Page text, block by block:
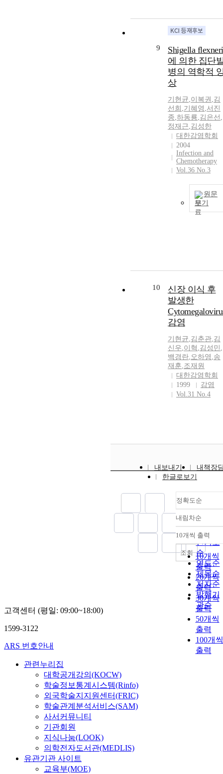
9
Shigella flexneri
에 의한 집단
병의 역학적
상
기현균,이복권 ,김
선희 ,기혜영 ,서진
종,하동룡,김은선 ,
정재근,김성한
대한감염학회
2004
Infection and
Chemotherapy
Vol.36 No.3
원문
보기
10
신장 이식 후
발생한
감염
기현균,김춘관,김
신우,이혁 ,김성민 ,
백경란,오하영 ,송
재훈,조재원
대한감염학회
1999
감염
Vol.31 No.4
내보내기
내책장
한글로보기
정확도순
정확도
순
인기도
순
연도순
제목순
저자순
발행기
관순
내림차순
내림차
10개씩 출력
10개씩
출력
20개씩
출력
30개씩
출력
50개씩
출력
100개씩
출력
조회
고객센터 (평일: 09:00~18:00)
1599-3122
ARS 번호안내
관련누리집
대학공개강의(KOCW)
학술정보통계시스템(Rinfo)
외국학술지지원센터(FRIC)
학술관계분석서비스(SAM)
사서커뮤니티
기관회원
지식나눔(LOOK)
의학전자도서관(MEDLIS)
유관기관 사이트
교육부(MOE)